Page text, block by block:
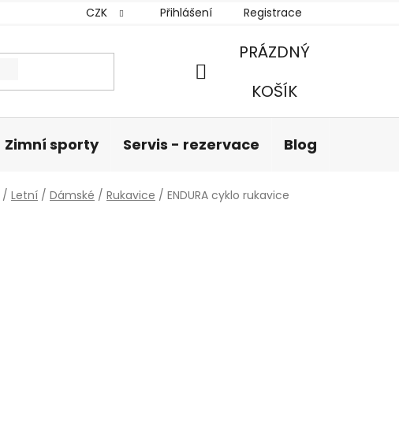
CZK Přihlášení Registrace
NÁKUPNÍ
PRÁZDNÝ
KOŠÍK
Zimní sporty Servis - rezervace Blog
/ Letní / Dámské / Rukavice / ENDURA cyklo rukavice